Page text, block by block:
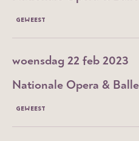
GEWEEST
woensdag 22 feb 2023
Nationale Opera &
GEWEEST